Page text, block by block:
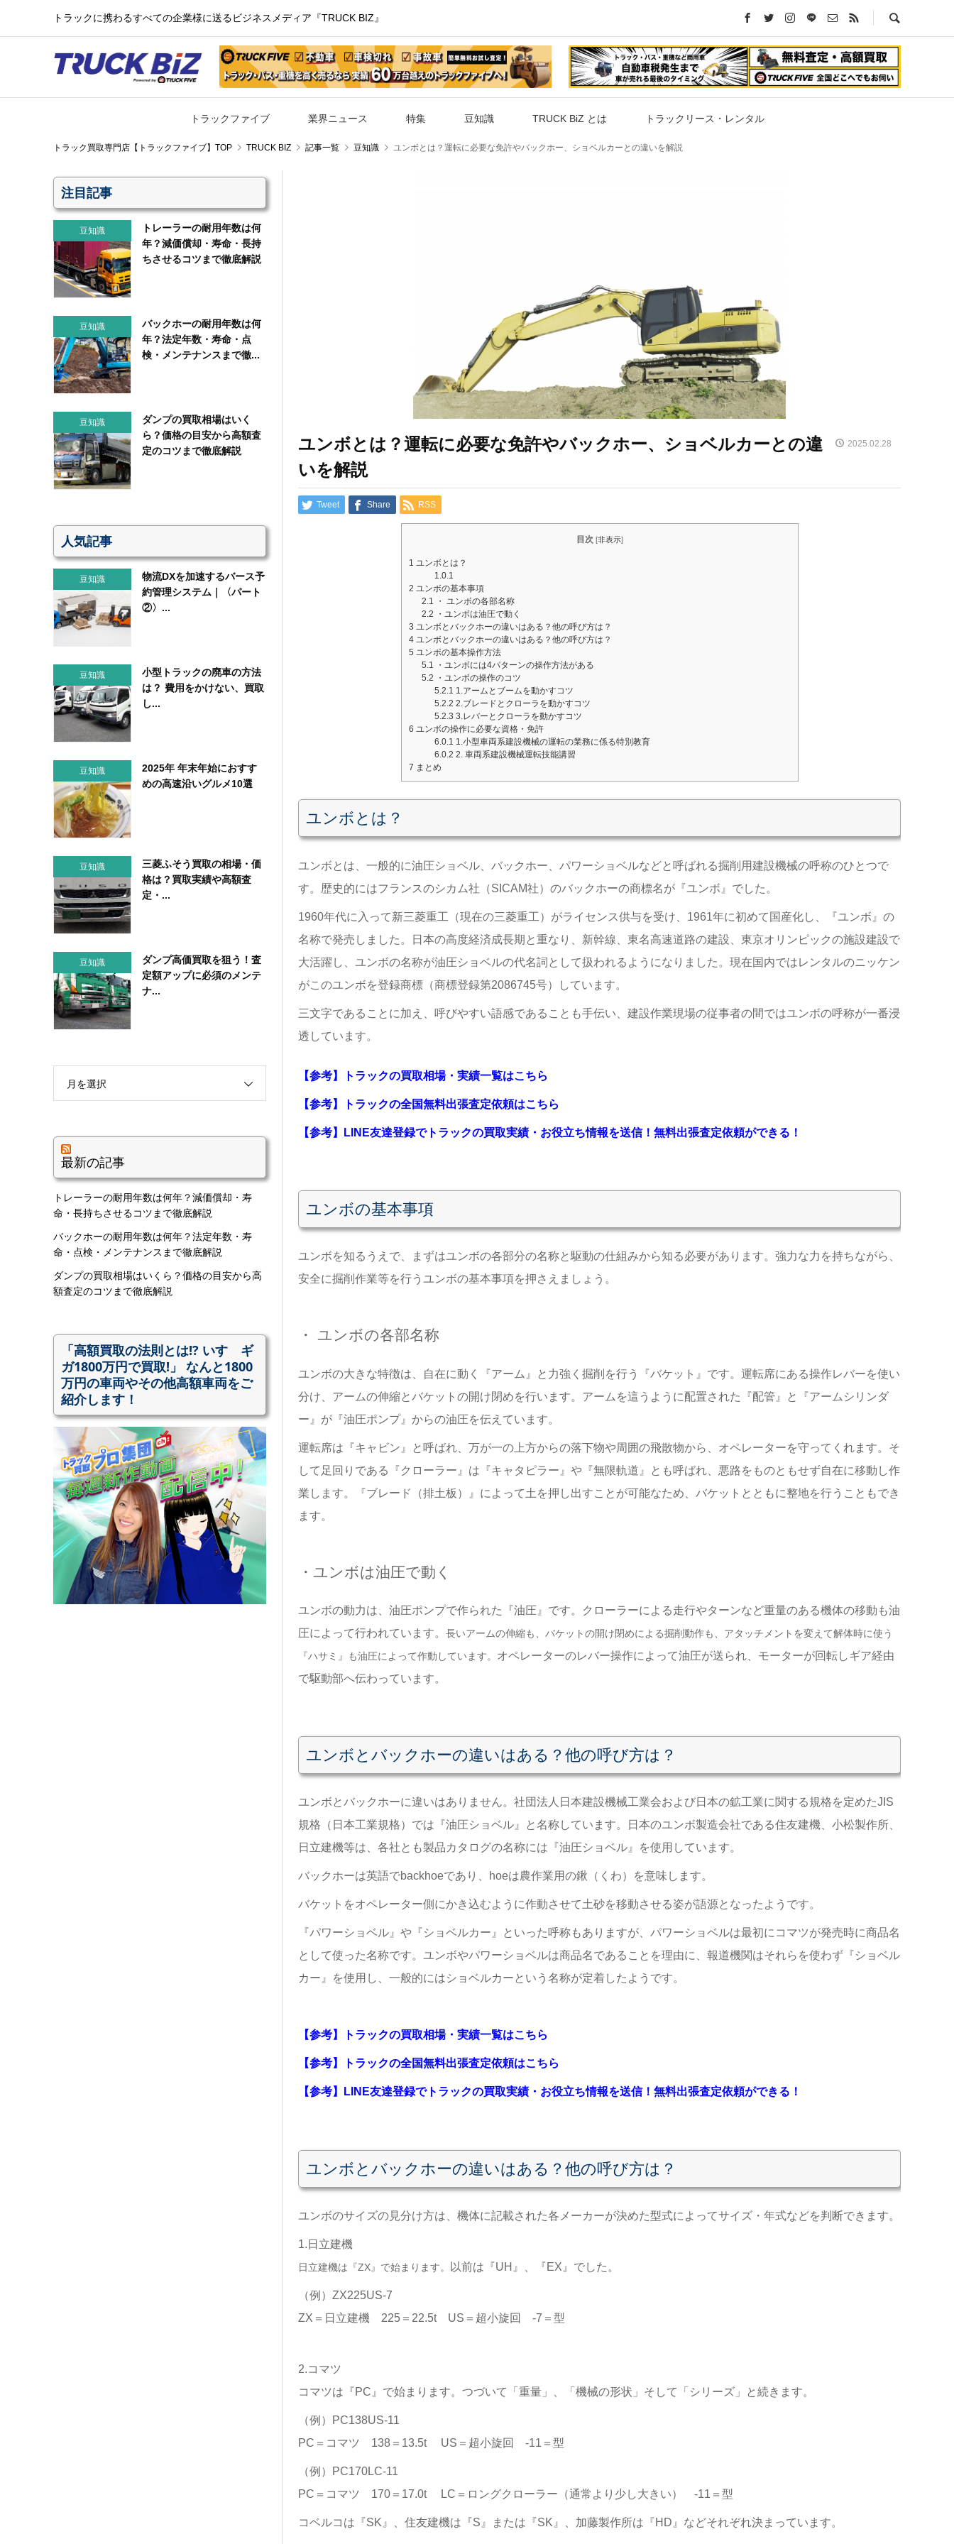
トラックに携わるすべての企業様に送るビジネスメディア『TRUCK BIZ』
トラックファイブ 業界ニュース 特集 豆知識 TRUCK BiZ とは トラックリース・レンタル
TRUCK BIZ 記事一覧 豆知識 ユンボとは？運転に必要な免許やバックホー、ショベルカーとの違いを解説
ユンボとは？運転に必要な免許やバックホー、ショベルカーとの違
いを解説
2025.02.28
Tweet Share RSS
目次 [非表示]
1 ユンボとは？
1.0.1
2 ユンボの基本事項
2.1 ・ ユンボの各部名称
2.2 ・ユンボは油圧で動く
3 ユンボとバックホーの違いはある？他の呼び方は？
4ユンボとバックホーの違いはある？他の呼び方は？
5 ユンボの基本操作方法
5.1 ・ユンボには4パターンの操作方法がある
5.2 ・ユンボの操作のコツ
5.2.1 1.アームとブームを動かすコツ
5.2.2 2.ブレードとクローラを動かすコツ
5.2.3 3.レバーとクローラを動かすコツ
6 ユンボの操作に必要な資格・免許
6.0.1 1.小型車両系建設機械の運転の業務に係る特別教育
6.0.2 2. 車両系建設機械運転技能講習
7 まとめ
ユンボ とは？
ユンボとは、一般的に油圧ショベル、バックホー
パワーショベルなどと呼ばれる掘削用建設機械の呼称のひとつで
す。 歴史的にはフランスのシカム社（SICAM社）のバックホーの商標名が『ユンボ』でした 。
1960年代に 入って新三菱重工（現在の三菱重工 ） がライセンス供与を受け、 1961年に初めて国産化し
『ユンボ』の
名称で発売しました。
日本の高度経済成長期と重なり、新幹線、東名高速道路の建設、東京オリンピックの施設建設で
大活躍し、ユンボの名称が油圧ショベルの代名詞として扱われるようになりました。 現在国内ではレンタルのニッケン
がこのユンボを登録商標（商標登録第2086745号）しています。
三文字であることに加え、呼びやすい語感であることも手伝い、建設作業現場の従事者の間ではユンボの呼称が一番浸
透しています。
【参考】トラックの買取相場・実績一覧はこちら
【参考】トラックの全国無料出張査定依頼はこちら
【参考】LINE友達登録でトラックの買取実績・お役立ち情報を送信！無料出張査定依頼ができる！
ユンボの基本事項
ユンボを知るうえで、まずはユンボの各部分の名称と駆動の仕組みから知る必要があります。 強力な力を持ちながら、
安全に掘削作業等を行うユンボの基本事項を押さえましょう。
・ ユンボの各部名称
ユンボの大きな特徴は、自在に動く『アーム』と力強く掘削を行う『バケット』です。 運転席にある操作レバーを使い
分け、アームの伸縮とバケットの開け閉めを行います。 アームを這うように配置された『配管』と『アームシリンダ
ー』が『油圧ポンプ』からの油圧を伝えています。
運転席は『キャビン』と呼ばれ、 万が一の上方からの落下物や周囲の飛散物から オペレーターを守ってくれます。 そ
して足回りである『クローラー』は『キャタピラー』や『無限軌道』とも呼ばれ、悪路をものともせず自在に移動し作
業します。
『ブレード（排土板）』によって土を押し出すことが可能なため、バケットとともに整地を行うこともでき
ます。
・ ユンボは油圧で動く
ユンボの動力は、油圧ポンプで作られた『油圧』です。 クローラーによる走行やターンなど重量のある機体の移動も油
圧によって行われています。 長いアームの伸縮も、バケットの開け閉めによる掘削動作も、アタッチメントを変えて解体時に使う
『ハサミ 』 も油圧によって作動しています。 オペレーターのレバー操作によって油圧が送られ、モーターが回転しギア経由
で駆動部へ伝わっています。
ユンボとバックホーの違いはある？他の呼び方は ？
ユンボとバックホーに違いはありません。 社団法人日本建設機械工業会および日本の鉱工業に関する規格を定めたJIS
規格（日本工業規格）では『油圧ショベル』と名称しています。
日本のユンボ製造会社である住友建機、小松製作所、
日立建機等は、各社とも製品カタログの名称には『油圧ショベル』を使用しています。
バックホーは英語でbackhoeであり、 hoeは農作業用の鍬（くわ）を意味します。
バケットをオペレーター側にかき込むように作動させて土砂を移動させる姿が語源となったようです。
『パワーショベル』や『ショベルカー』といった呼称もありますが、パワーショベルは最初にコマツが発売時に商品名
として使った名称です。 ユンボやパワーショベルは商品名であることを理由に、 報道機関はそれらを使わず『ショベル
カー』を使用し、一般的にはショベルカーという名称が定着したようです。
【参考】トラックの買取相場・実績一覧はこちら
【参考】トラックの全国無料出張査定依頼はこちら
【参考】LINE友達登録でトラックの買取実績・お役立ち情報を送信！無料出張査定依頼ができる！
ユンボとバックホーの違いはある？他の呼び方は ？
ユンボのサイズの見分け方は、機体に記載された各メーカーが決めた型式によってサイズ・年式などを判断できます。
1.日立建機
日立建機は『ZX』 で始まります。 以前は『UH』 、『EX』 でした。
（例） ZX225US-7
ZX ＝日立建機 225＝ 22.5t US＝超小旋回 -7 ＝型
2.コマツ
コマツは『PC』 で始まります。 つづいて「重量」 「機械の形状」そして「シリーズ」と続きます。
（例）
PC138US-11
PC＝コマツ 138＝13.5t US＝超小旋回 -11 ＝型
（例）
PC170LC-11
PC＝コマツ 170＝17.0t LC ＝ロングクローラー（通常より少し大きい） -11 ＝型
コベルコは 『SK』、住友建機は『S』または『SK』 、加藤製作所は『HD』などそれぞれ決まっています。
注目記事
豆知識
トレーラーの耐用年数は何
年？減価償却・寿命・長持
ちさせるコツまで徹底解説
豆知識
バックホーの耐用年数は何
年？法定年数・寿命・点
検・メンテナンスまで徹...
豆知識
ダンプの買取相場はいく
ら？価格の目安から高額査
定のコツまで徹底解説
人気記事
豆知識
物流DXを加速するバース予
約管理システム｜〈パート
②〉...
豆知識
小型トラックの廃車の方法
は？ 費用をかけない、買取
し...
豆知識
2025年 年末年始におすす
めの高速沿いグルメ10選
豆知識
三菱ふそう買取の相場・価
格は？買取実績や高額査
定・...
豆知識
ダンプ高価買取を狙う！査
定額アップに必須のメンテ
ナ...
月を選択
最新の記事
トレーラーの耐用年数は何年？減価償却・寿
命・長持ちさせるコツまで徹底解説
バックホーの耐用年数は何年？法定年数・寿
命・点検・メンテナンスまで徹底解説
ダンプの買取相場はいくら？価格の目安から高
額査定のコツまで徹底解説
「高額買取の法則とは!? いすゞギ
ガ1800万円で買取!」 なんと1800
万円の車両やその他高額車両をご
紹介します！